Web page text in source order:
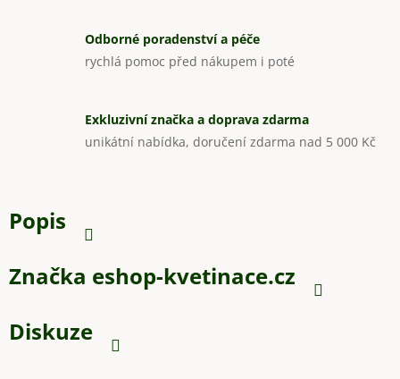
Odborné poradenství a péče
rychlá pomoc před nákupem i poté
Exkluzivní značka a doprava zdarma
unikátní nabídka, doručení zdarma nad 5 000 Kč
Popis
Značka eshop-kvetinace.cz
Diskuze